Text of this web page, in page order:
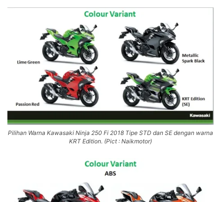
Pilihan Warna Kawasaki Ninja 250 Fi 2018 Tipe STD dan SE dengan warna
KRT Edition. (Pict : Naikmotor)